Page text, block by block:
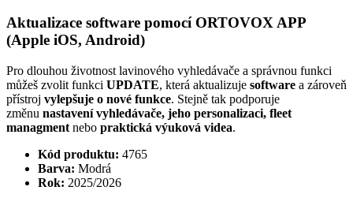
Aktualizace software pomocí ORTOVOX APP
(Apple iOS, Android)
Pro dlouhou životnost lavinového vyhledávače a správnou funkci
můžeš zvolit funkci UPDATE, která aktualizuje software a zároveň
přístroj vylepšuje o nové funkce. Stejně tak podporuje
změnu nastavení vyhledávače, jeho personalizaci, fleet
managment nebo praktická výuková videa.
Kód produktu: 4765
Barva: Modrá
Rok: 2025/2026